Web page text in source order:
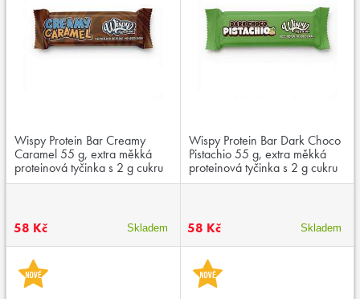
Wispy Protein Bar Creamy
Caramel 55 g, extra měkká
proteinová tyčinka s 2 g cukru
58 Kč Skladem
Wispy Protein Bar Dark Choco
Pistachio 55 g, extra měkká
proteinová tyčinka s 2 g cukru
58 Kč Skladem